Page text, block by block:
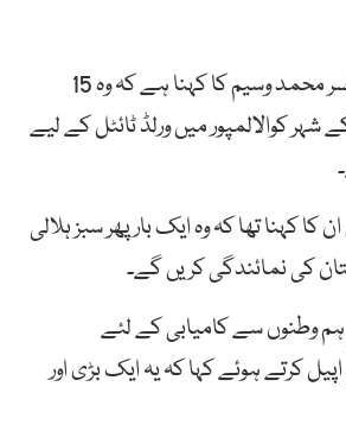
کوئٹہ: انٹرنیشنل باکسر محمد وسیم کا کہنا ہے کہ وہ 15
شہر کوالالمپور میں ورلڈ ٹائٹل کے لیے
کا کہنا تھا کہ وہ ایک بار پھر سبز ہلالی
کی نمائندگی کریں گے۔
وطنوں سے کامیابی کے لئے
کرتے ہوئے کہا کہ یہ ایک بڑی اور